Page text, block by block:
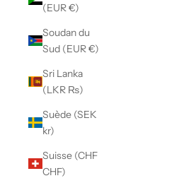
(EUR €)
Soudan du
Sud (EUR €)
Sri Lanka
(LKR ₨)
Suède (SEK
kr)
Suisse (CHF
CHF)